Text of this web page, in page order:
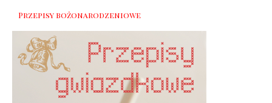
Przepisy bożonarodzeniowe